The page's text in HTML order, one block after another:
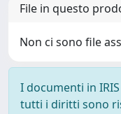
File in questo
Non ci sono file
I documenti in
tutti i diritti sono